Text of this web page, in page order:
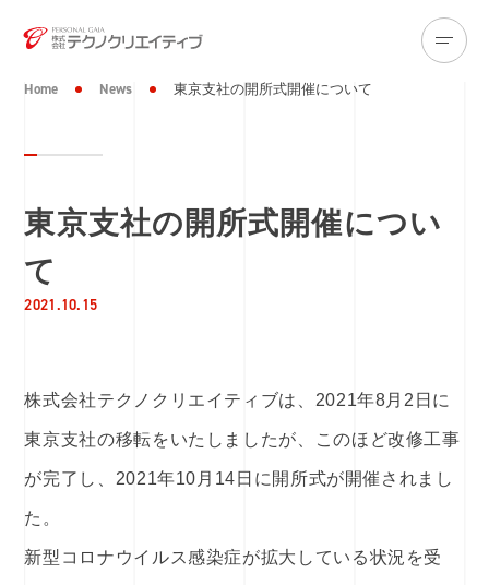
Home News 東京支社の開所式開催について
東京支社の開所式開催につい
て
2021.10.15
株式会社テクノクリエイティブは、2021年8月2日に
東京支社の移転をいたしましたが、このほど改修工事
が完了し、2021年10月14日に開所式が開催されまし
た。
新型コロナウイルス感染症が拡大している状況を受